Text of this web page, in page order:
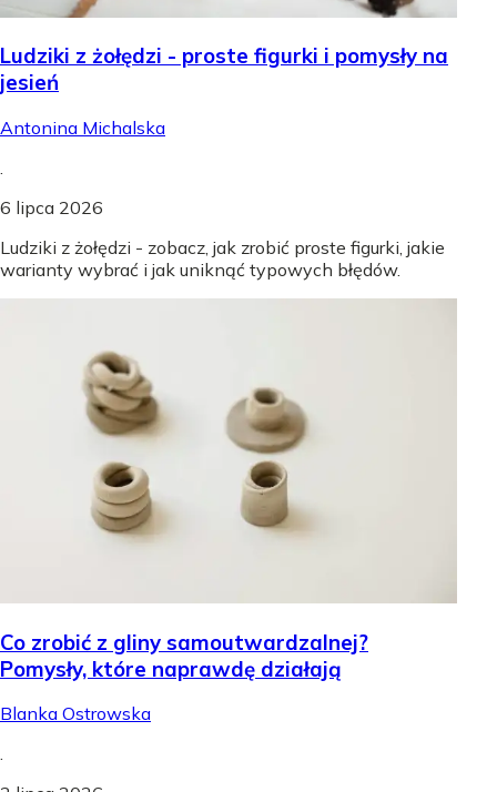
Ludziki z żołędzi - proste figurki i pomysły na
jesień
Antonina Michalska
.
6 lipca 2026
Ludziki z żołędzi - zobacz, jak zrobić proste figurki, jakie
warianty wybrać i jak uniknąć typowych błędów.
Co zrobić z gliny samoutwardzalnej?
Pomysły, które naprawdę działają
Blanka Ostrowska
.